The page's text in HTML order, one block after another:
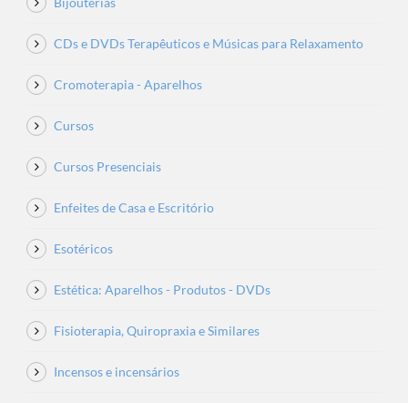
CDs e DVDs Terapêuticos e Músicas para Relaxamento
Cromoterapia - Aparelhos
Cursos
Cursos Presenciais
Enfeites de Casa e Escritório
Esotéricos
Estética: Aparelhos - Produtos - DVDs
Fisioterapia, Quiropraxia e Similares
Incensos e incensários